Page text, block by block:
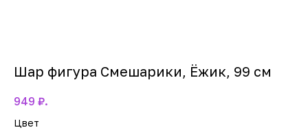
Шар фигура Смешарики, Ёжик, 99 см
949 ₽.
Цвет